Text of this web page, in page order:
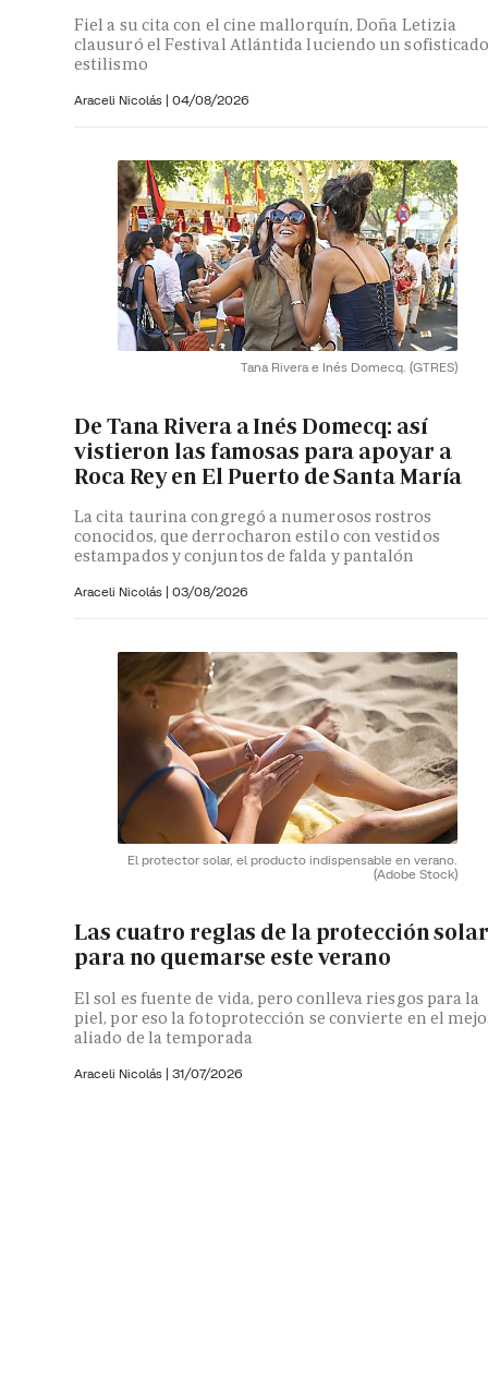
Fiel a su cita con el cine mallorquín, Doña Letizia
clausuró el Festival Atlántida luciendo un
estilismo
Araceli Nicolás | 04/08/2026
Tana Rivera e Inés Domecq. (GTRES)
De Tana Rivera a Inés Domecq: así
vistieron las famosas para apoyar a
Roca Rey en El Puerto de Santa María
La cita taurina congregó a numerosos rostros
conocidos, que derrocharon estilo con vestidos
estampados y conjuntos de falda y pantalón
Araceli Nicolás | 03/08/2026
El protector solar, el producto indispensable en verano.
(Adobe Stock)
Las cuatro reglas de la protección solar
para no quemarse este verano
El sol es fuente de vida, pero conlleva riesgos para la
piel, por eso la fotoprotección se convierte en el
aliado de la temporada
Araceli Nicolás | 31/07/2026